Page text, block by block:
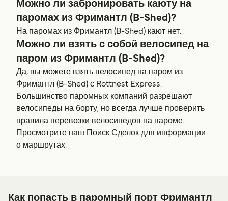
Можно ли забронировать каюту на
паромах из Фримантл (B-Shed)?
На паромах из Фримантл (B-Shed) кают нет.
Можно ли взять с собой велосипед на
паром из Фримантл (B-Shed)?
Да, вы можете взять велосипед на паром из
Фримантл (B-Shed) с Rottnest Express.
Большинство паромных компаний разрешают
велосипеды на борту, но всегда лучше проверить
правила перевозки велосипедов на пароме.
Просмотрите наш Поиск Сделок для информации
о маршрутах.
Как попасть в паромный порт Фримантл